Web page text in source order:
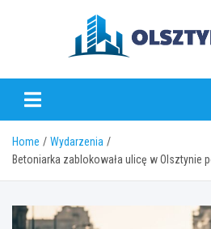
Home
Wydarzenia
Betoniarka zablokowała ulicę w Olsztynie